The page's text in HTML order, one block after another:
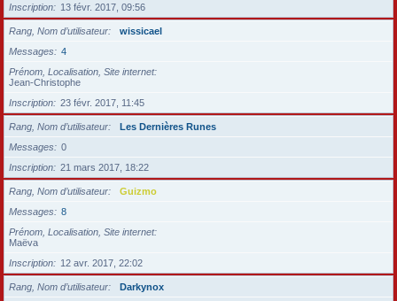
Inscription
13 févr. 2017, 09:56
Rang, Nom d’utilisateur
wissicael
Messages
4
Prénom, Localisation, Site internet
Jean-Christophe
Inscription
23 févr. 2017, 11:45
Rang, Nom d’utilisateur
Les Dernières Runes
Messages
0
Inscription
21 mars 2017, 18:22
Rang, Nom d’utilisateur
Guizmo
Messages
8
Prénom, Localisation, Site internet
Maëva
Inscription
12 avr. 2017, 22:02
Rang, Nom d’utilisateur
Darkynox